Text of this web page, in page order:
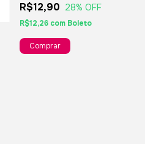
R$12,90 28% OFF
R$12,26 com Boleto